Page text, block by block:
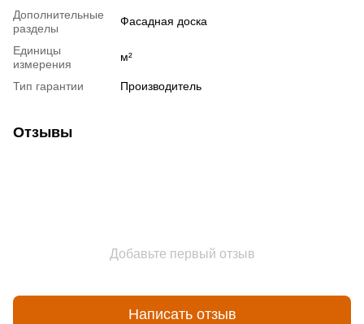
Дополнительные
разделы
Фасадная доска
Единицы
измерения
м²
Тип гарантии Производитель
Отзывы
Добавьте первый отзыв
Написать отзыв